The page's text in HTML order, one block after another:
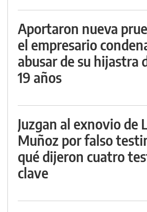
Aportaron nueva
el empresario
abusar de su hijastra
19 años
Juzgan al exnovio de
Muñoz por falso
qué dijeron cuatro
clave